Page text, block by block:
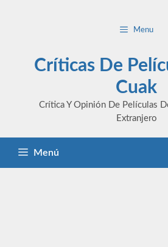
Menu
Críticas De
Cuak
Crítica Y Opinión De Películas
Extranjero
Menú